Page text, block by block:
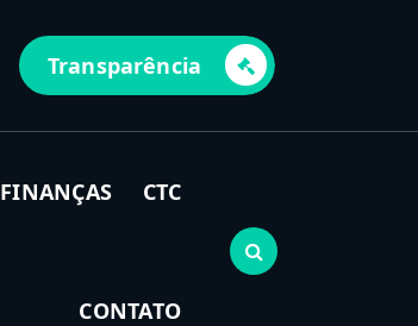
Transparência
FINANÇAS CTC
CONTATO